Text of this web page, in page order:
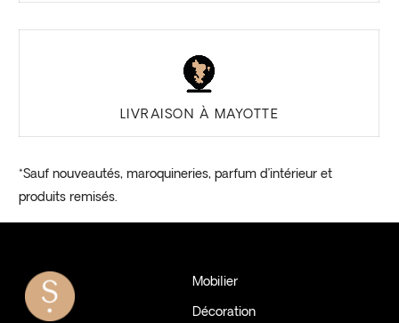
LIVRAISON À MAYOTTE
*Sauf nouveautés, maroquineries, parfum d’intérieur et
produits remisés.
Mobilier
Décoration